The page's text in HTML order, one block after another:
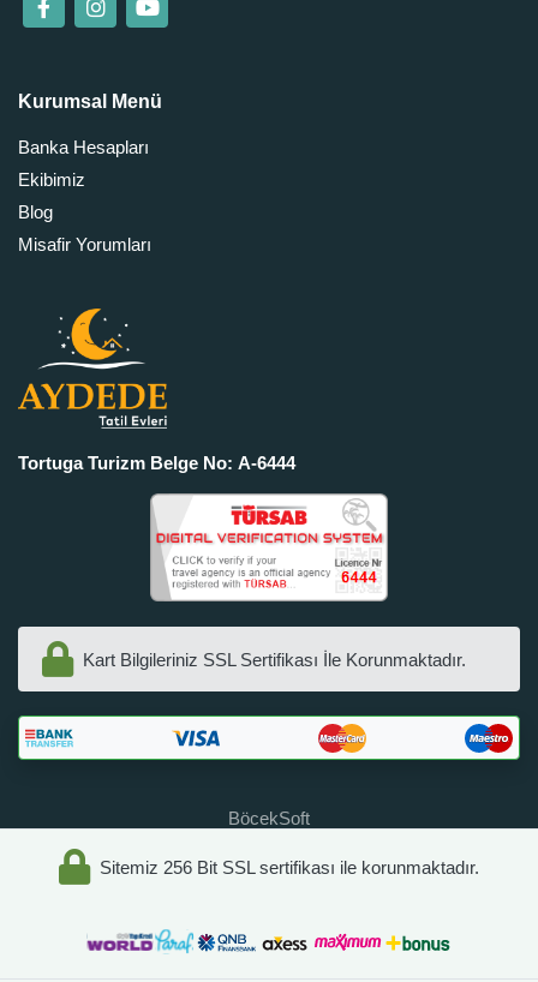
Kurumsal Menü
Banka Hesapları
Ekibimiz
Blog
Misafir Yorumları
Tortuga Turizm Belge No: A-6444
Kart Bilgileriniz SSL Sertifikası İle Korunmaktadır.
BöcekSoft
Sitemiz 256 Bit SSL sertifikası ile korunmaktadır.